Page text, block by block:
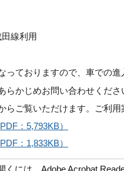
線利用
っておりますので、車での
らかじめお問い合わせくださ
らご覧いただけます。ご利
：5,793KB）
：1,833KB）
くには、Adobe Acrobat